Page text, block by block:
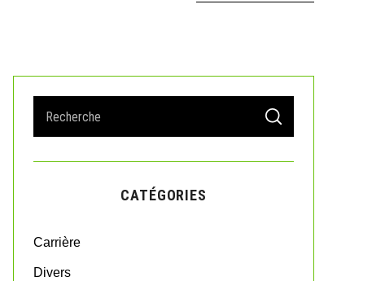
a
r
o
S
A
C
CATÉGORIES
Carrière
Divers